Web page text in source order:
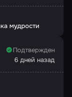
мудрости
Подтвержден
6 дней назад